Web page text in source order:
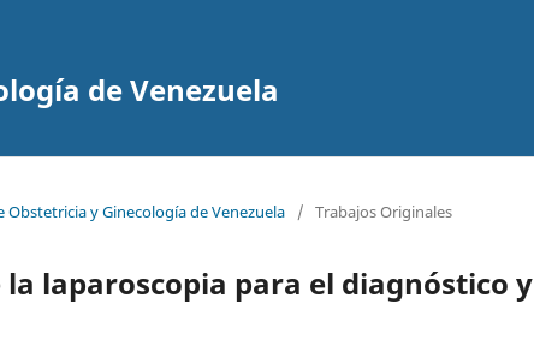
de Venezuela
Obstetricia y Ginecología de Venezuela / Trabajos Originales
laparoscopia para el diagnóstico y